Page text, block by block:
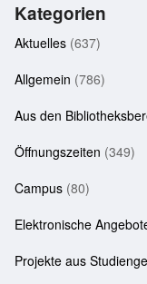
Kategorien
Aktuelles (637)
Allgemein (786)
Aus den
Öffnungszeiten (349)
Campus (80)
Elektronische
Projekte aus